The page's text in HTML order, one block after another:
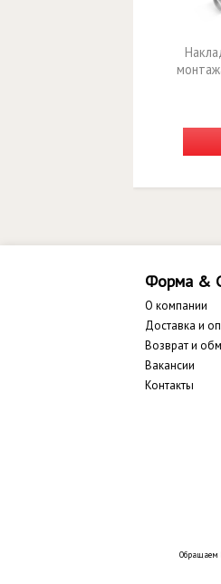
Форма &
О компании
Доставка и
Возврат и
Вакансии
Контакты
Обращаем